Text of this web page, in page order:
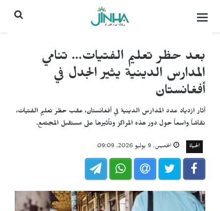
التحكم
بعد حظر تعليم الفتيات... تنامي
المدارس الدينية يثير الجدل في
أفغانستان
أثار ازدياد عدد المدارس الدينية في أفغانستان، عقب حظر تعليم الفتيات،
نقاشاً واسعاً حول دور هذه المراكز وتأثيرها على مستقبل المجتمع.
الحياة الخميس, 9 يوليو 2026, 09:09